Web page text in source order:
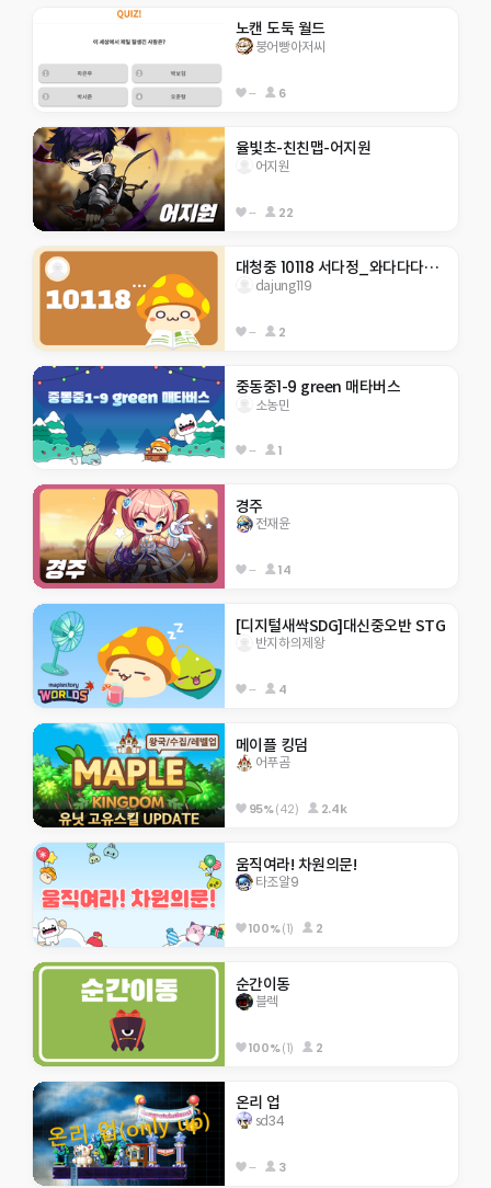
노캔 도둑 월드
붕어빵아저씨
-- 6
율빛초-친친맵-어지원
어지원
-- 22
대청중 10118 서다정_와다다다닥 모험!
dajung119
-- 2
중동중1-9 green 매타버스
소농민
-- 1
경주
전재윤
-- 14
[디지털새싹SDG]대신중오반 STG
반지하의제왕
-- 4
메이플 킹덤
어푸곰
95%(42) 2.4k
움직여라! 차원의문!
타조알9
100%(1) 2
순간이동
블렉
100%(1) 2
온리 업
sd34
-- 3